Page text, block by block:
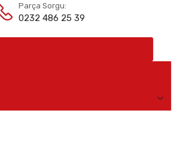
Parça Sorgu:
0232 486 25 39